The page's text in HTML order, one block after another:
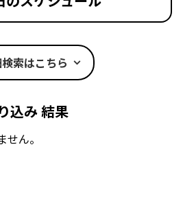
索はこちら
込み 結果
ん。